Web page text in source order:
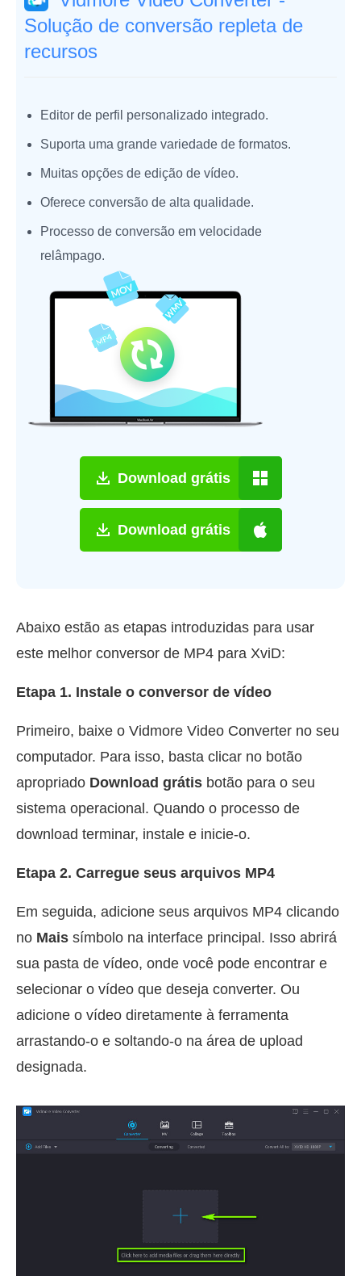
Solução de conversão repleta de
recursos
Editor de perfil personalizado integrado.
Suporta uma grande variedade de formatos.
Muitas opções de edição de vídeo.
Oferece conversão de alta qualidade.
Processo de conversão em velocidade
relâmpago.
Download grátis
Download grátis
Abaixo estão as etapas introduzidas para usar
este melhor conversor de MP4 para XviD:
Etapa 1. Instale o conversor de vídeo
Primeiro, baixe o Vidmore Video Converter no seu
computador. Para isso, basta clicar no botão
apropriado Download grátis botão para o seu
sistema operacional. Quando o processo de
download terminar, instale e inicie-o.
Etapa 2. Carregue seus arquivos MP4
Em seguida, adicione seus arquivos MP4 clicando
no Mais símbolo na interface principal. Isso abrirá
sua pasta de vídeo, onde você pode encontrar e
selecionar o vídeo que deseja converter. Ou
adicione o vídeo diretamente à ferramenta
arrastando-o e soltando-o na área de upload
designada.